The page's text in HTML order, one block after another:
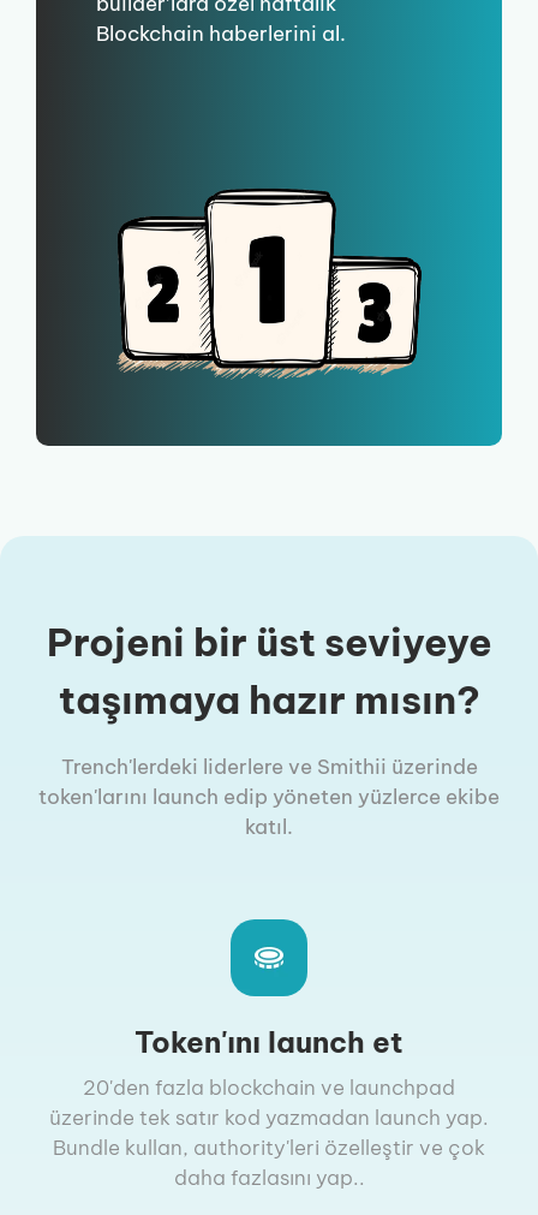
Blockchain haberlerini al.
Projeni bir üst seviyeye
taşımaya hazır mısın?
Trench'lerdeki liderlere ve Smithii üzerinde
token'larını launch edip yöneten yüzlerce ekibe
katıl.
Token'ını launch et
20'den fazla blockchain ve launchpad
üzerinde tek satır kod yazmadan launch yap.
Bundle kullan, authority'leri özelleştir ve çok
daha fazlasını yap..